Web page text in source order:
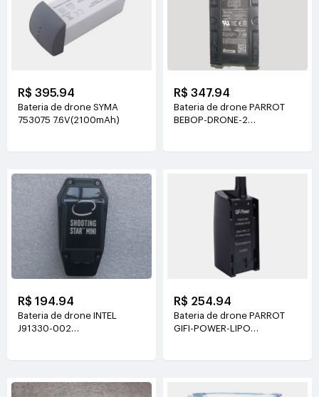
R$ 395.94
Bateria de drone SYMA
753075 7.6V(2100mAh)
R$ 347.94
Bateria de drone PARROT
BEBOP-DRONE-2
R$ 194.94
Bateria de drone INTEL
J91330-002
R$ 254.94
Bateria de drone PARROT
GIFI-POWER-LIPO